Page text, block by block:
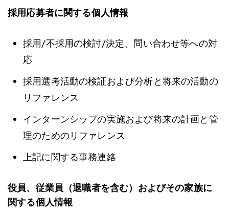
採用応募者に関する個人情報
採用/不採用の検討/決定、問い合わせ等への対
応
採用選考活動の検証および分析と将来の活動の
リファレンス
インターンシップの実施および将来の計画と管
理のためのリファレンス
上記に関する事務連絡
役員、従業員（退職者を含む）およびその家族に
関する個人情報